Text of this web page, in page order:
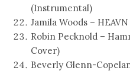
(Instrumental)
Jamila Woods –
Robin Pecknold –
Cover)
Beverly Glenn-